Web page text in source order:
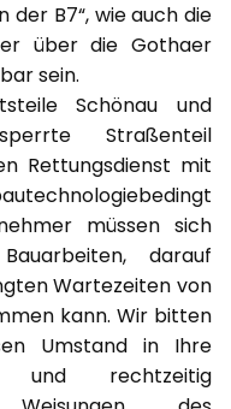
der B7“, wie auch die
über die Gothaer
sein.
Schönau und
Straßenteil
Rettungsdienst mit
müssen sich
darauf
Wartezeiten von
kann. Wir bitten
Umstand in Ihre
und rechtzeitig